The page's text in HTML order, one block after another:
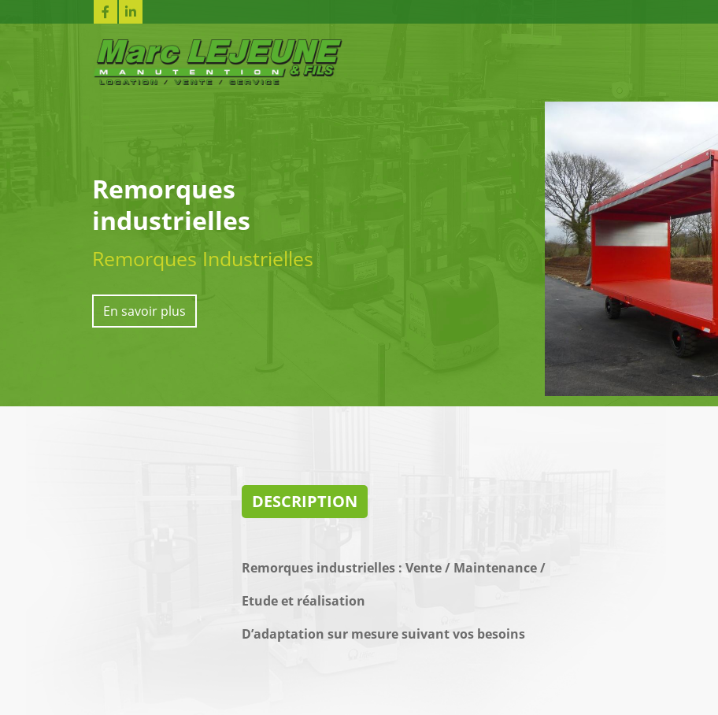
Remorques
industrielles
Remorques Industrielles
En savoir plus
DESCRIPTION
Remorques industrielles : Vente / Maintenance /
Etude et réalisation
D’adaptation sur mesure suivant vos besoins